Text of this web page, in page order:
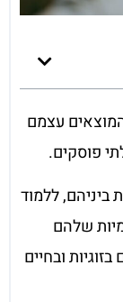
המוצאים עצמם
פוסקים.
ביניהם, ללמוד
שלהם
ובחיים